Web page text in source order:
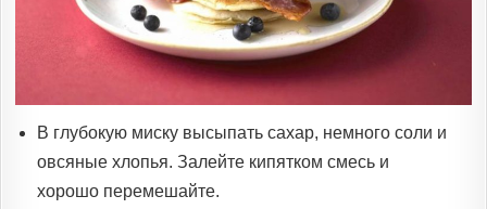
В глубокую миску высыпать сахар, немного соли и
овсяные хлопья. Залейте кипятком смесь и
хорошо перемешайте.